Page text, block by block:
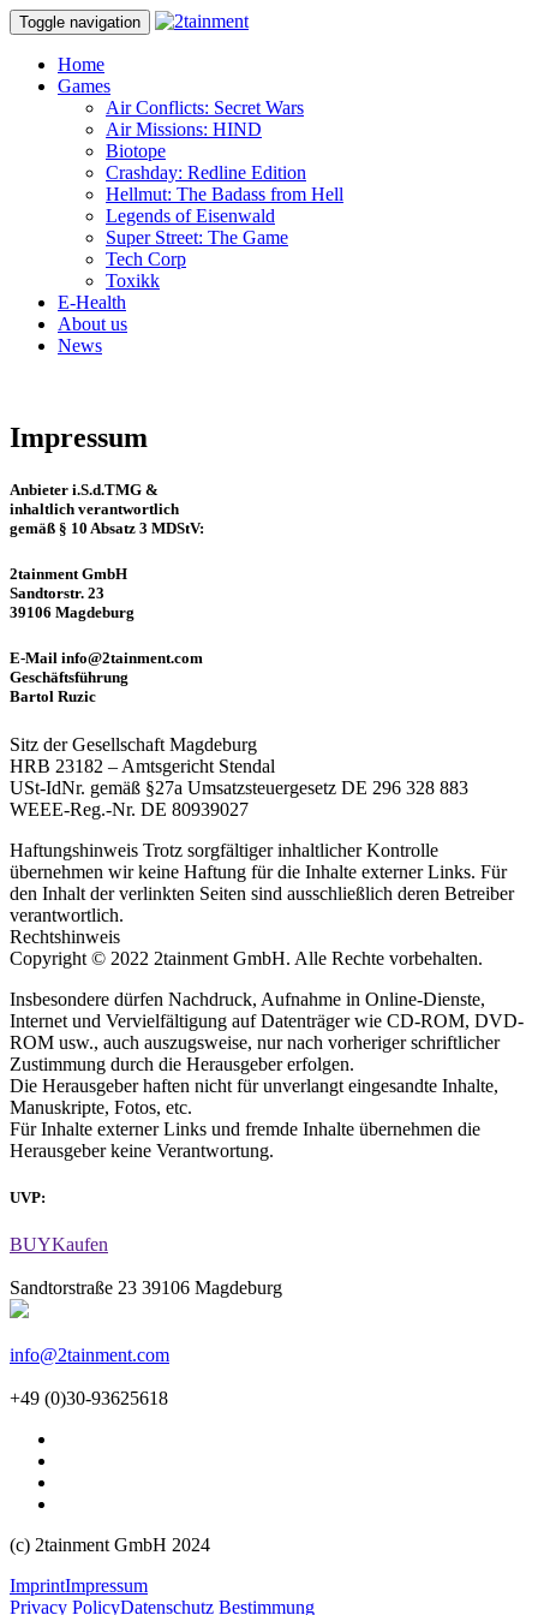
Toggle navigation
Home
Games
Air Conflicts: Secret Wars
Air Missions: HIND
Biotope
Crashday: Redline Edition
Hellmut: The Badass from Hell
Legends of Eisenwald
Super Street: The Game
Tech Corp
Toxikk
E-Health
About us
News
Impressum
Anbieter i.S.d.TMG &
inhaltlich verantwortlich
gemäß § 10 Absatz 3 MDStV:
2tainment GmbH
Sandtorstr. 23
39106 Magdeburg
E-Mail info@2tainment.com
Geschäftsführung
Bartol Ruzic
Sitz der Gesellschaft Magdeburg
HRB 23182 – Amtsgericht Stendal
USt-IdNr. gemäß §27a Umsatzsteuergesetz DE 296 328 883
WEEE-Reg.-Nr. DE 80939027
Haftungshinweis Trotz sorgfältiger inhaltlicher Kontrolle
übernehmen wir keine Haftung für die Inhalte externer Links. Für
den Inhalt der verlinkten Seiten sind ausschließlich deren Betreiber
verantwortlich.
Rechtshinweis
Copyright © 2022 2tainment GmbH. Alle Rechte vorbehalten.
Insbesondere dürfen Nachdruck, Aufnahme in Online-Dienste,
Internet und Vervielfältigung auf Datenträger wie CD-ROM, DVD-
ROM usw., auch auszugsweise, nur nach vorheriger schriftlicher
Zustimmung durch die Herausgeber erfolgen.
Die Herausgeber haften nicht für unverlangt eingesandte Inhalte,
Manuskripte, Fotos, etc.
Für Inhalte externer Links und fremde Inhalte übernehmen die
Herausgeber keine Verantwortung.
UVP:
BUYKaufen
Sandtorstraße 23 39106 Magdeburg
info@2tainment.com
+49 (0)30-93625618
(c) 2tainment GmbH 2024
ImprintImpressum
Privacy PolicyDatenschutz Bestimmung